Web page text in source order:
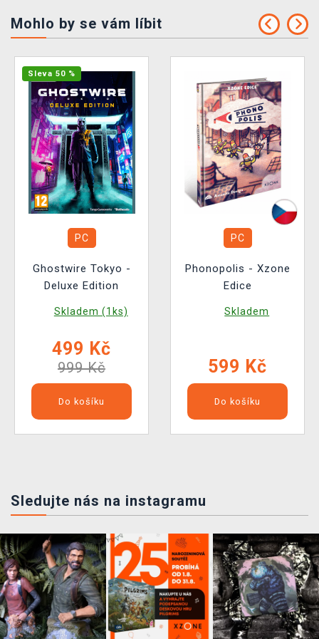
Mohlo by se vám líbit
Sleva 50 %
PC
Ghostwire Tokyo -
Deluxe Edition
Skladem (1ks)
499 Kč
999 Kč
Do košíku
PC
Phonopolis - Xzone
Edice
Skladem
599 Kč
Do košíku
Sledujte nás na instagramu